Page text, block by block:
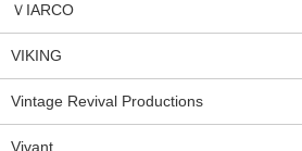
ＶIARCO
VIKING
Vintage Revival Productions
Vivant